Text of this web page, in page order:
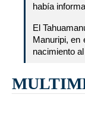
había
El
Manuripi, en
nacimiento